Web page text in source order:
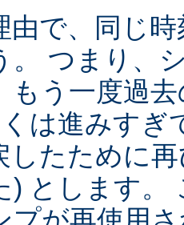
由で、同じ
。 つまり、
もう一度過
は進みすぎ
したために
) とします。